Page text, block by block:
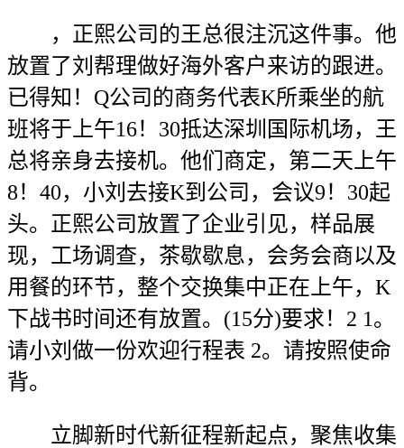
，正熙公司的王总很注沉这件事。他
放置了刘帮理做好海外客户来访的跟进。
已得知！Q公司的商务代表K所乘坐的航
班将于上午16！30抵达深圳国际机场，王
总将亲身去接机。他们商定，第二天上午
8！40，小刘去接K到公司，会议9！30起
头。正熙公司放置了企业引见，样品展
现，工场调查，茶歇歇息，会务会商以及
用餐的环节，整个交换集中正在上午，K
下战书时间还有放置。(15分)要求！2 1。
请小刘做一份欢迎行程表 2。请按照使命
背。
立脚新时代新征程新起点，聚焦收集